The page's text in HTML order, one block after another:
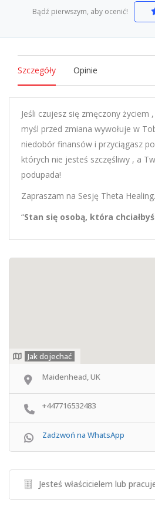
Bądź pierwszym, aby ocenić!
Szczegóły Opinie
Jeśli czujesz się zmęczony życiem
myśl przed zmiana wywołuje w
niedobór finansów i przyciągasz
których nie jesteś szczęśliwy , a
podupada!
Zapraszam na Sesję Theta Healing.
“Stan się osobą, która
Jak dojechać
Maidenhead, UK
+447716532483
Zadzwoń na WhatsApp
Jesteś właścicielem lub